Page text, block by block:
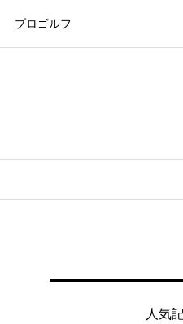
プロゴルフ
人気